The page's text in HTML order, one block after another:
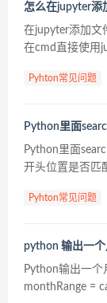
怎么在jupyter添
在jupyter添加文
在cmd直接使用
Pyhton常见问题
Python里面
Python里面
开头位置是否匹
Pyhton常见问题
python 输出一
Python输出一
monthRange =